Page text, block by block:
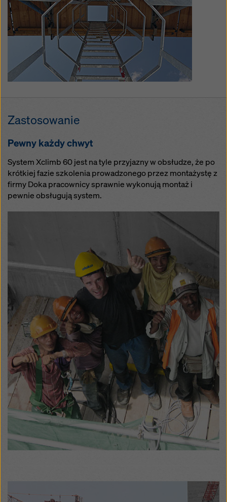
Zastosowanie
Pewny każdy chwyt
System Xclimb 60 jest na tyle przyjazny w obsłudze, że po
krótkiej fazie szkolenia prowadzonego przez montażystę z
firmy Doka pracownicy sprawnie wykonują montaż i
pewnie obsługują system.